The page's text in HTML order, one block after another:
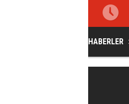
HABERLER